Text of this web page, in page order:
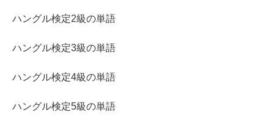
ハングル検定2級の単語
ハングル検定3級の単語
ハングル検定4級の単語
ハングル検定5級の単語